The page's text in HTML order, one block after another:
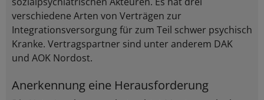
verschiedene Arten von Verträgen zur
Integrationsversorgung für zum Teil schwer psychisch
Kranke. Vertragspartner sind unter anderem DAK
und AOK Nordost.
Anerkennung eine Herausforderung